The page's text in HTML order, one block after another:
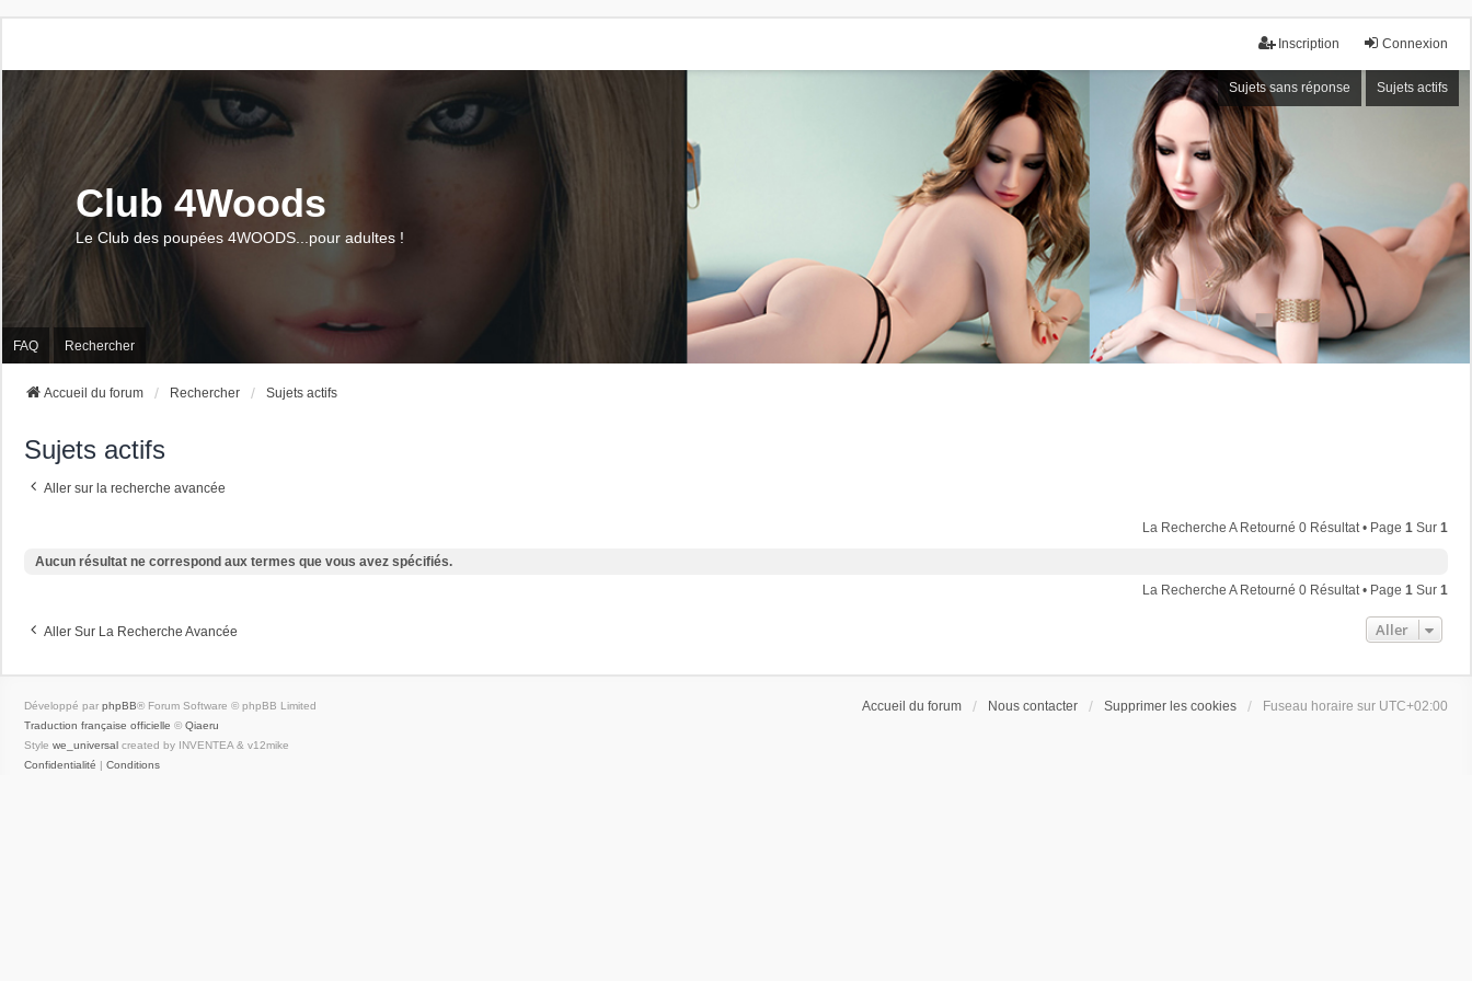
Connexion
Inscription
Sujets sans réponse Sujets actifs
Club 4Woods
Le Club des poupées 4WOODS...pour adultes !
FAQ Rechercher
Accueil du forum Rechercher Sujets actifs
Sujets actifs
Aller sur la recherche avancée
La Recherche A Retourné 0 Résultat • Page 1 Sur 1
Aucun résultat ne correspond aux termes que vous avez spécifiés.
La Recherche A Retourné 0 Résultat • Page 1 Sur 1
Aller Sur La Recherche Avancée Aller
Accueil du forum Nous contacter Supprimer les cookies Fuseau horaire sur UTC+02:00
Développé par phpBB® Forum Software © phpBB Limited
Traduction française officielle © Qiaeru
Style we_universal created by INVENTEA & v12mike
Confidentialité | Conditions